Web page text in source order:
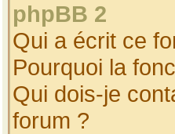
phpBB 2
Qui a écrit ce
Pourquoi la
Qui dois-je
forum ?